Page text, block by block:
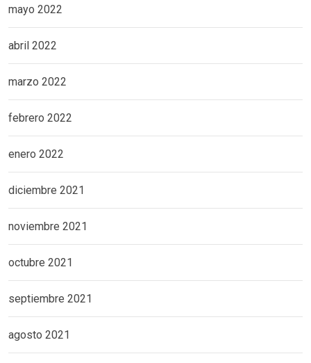
mayo 2022
abril 2022
marzo 2022
febrero 2022
enero 2022
diciembre 2021
noviembre 2021
octubre 2021
septiembre 2021
agosto 2021